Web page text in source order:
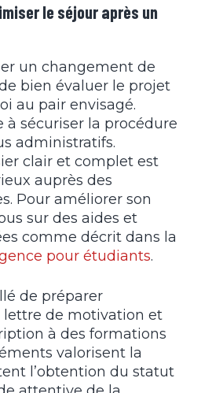
le séjour après un
un changement de
bien évaluer le projet
au pair envisagé.
à sécuriser la procédure
administratifs.
clair et complet est
auprès des
Pour améliorer son
sur des aides et
comme décrit dans la
pour étudiants.
de préparer
de motivation et
à des formations
valorisent la
l’obtention du statut